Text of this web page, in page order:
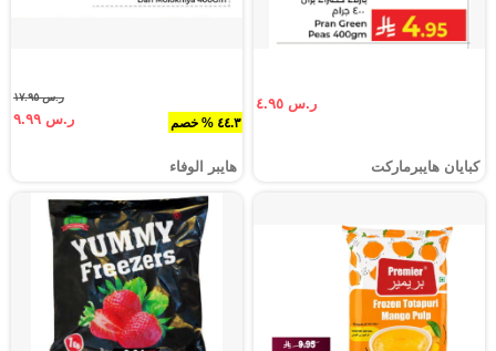
ر.س ٤.٩٥
كبايان هايبرماركت
٤٤.٣ % خصم
ر.س ١٧.٩٥
ر.س ٩.٩٩
هايبر الوفاء